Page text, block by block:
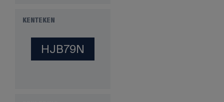
KENTEKEN
HJB79N